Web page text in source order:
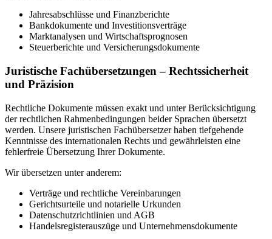
Jahresabschlüsse und Finanzberichte
Bankdokumente und Investitionsverträge
Marktanalysen und Wirtschaftsprognosen
Steuerberichte und Versicherungsdokumente
Juristische Fachübersetzungen – Rechtssicherheit
und Präzision
Rechtliche Dokumente müssen exakt und unter Berücksichtigung
der rechtlichen Rahmenbedingungen beider Sprachen übersetzt
werden. Unsere juristischen Fachübersetzer haben tiefgehende
Kenntnisse des internationalen Rechts und gewährleisten eine
fehlerfreie Übersetzung Ihrer Dokumente.
Wir übersetzen unter anderem:
Verträge und rechtliche Vereinbarungen
Gerichtsurteile und notarielle Urkunden
Datenschutzrichtlinien und AGB
Handelsregisterauszüge und Unternehmensdokumente